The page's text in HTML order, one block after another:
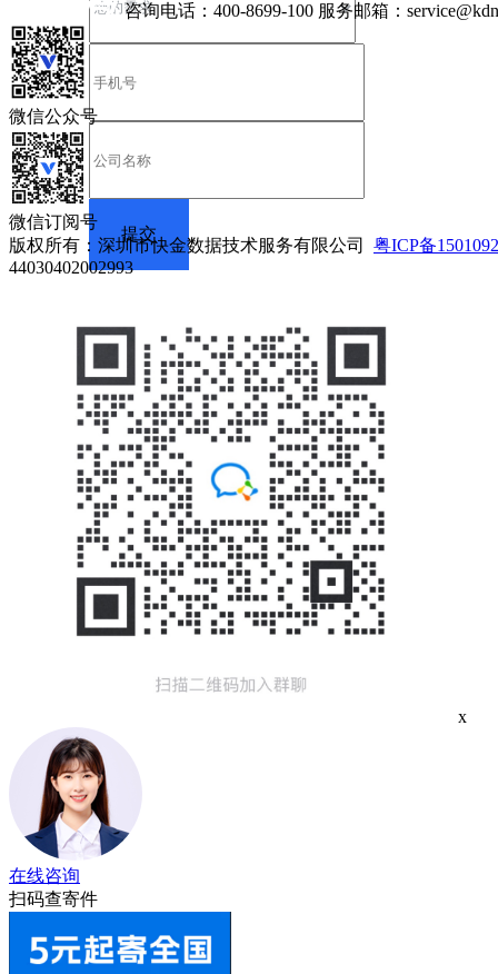
咨询电话： 400-8699-100 服务邮箱：
微信公众号
微信订阅号
版权所有：深圳市快金数据技术服务有限公司 粤ICP备
44030402002993
x
在线咨询
扫码查寄件